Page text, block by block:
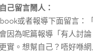
己留言鬧人：
或者報導下面留言：
因為呢篇報導「有人討
實。想幫自己？唔好喺